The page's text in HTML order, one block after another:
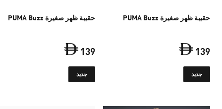
حقيبة ظهر صغيرة PUMA Buzz
139
جديد
حقيبة ظهر صغيرة PUMA Buzz
139
جديد